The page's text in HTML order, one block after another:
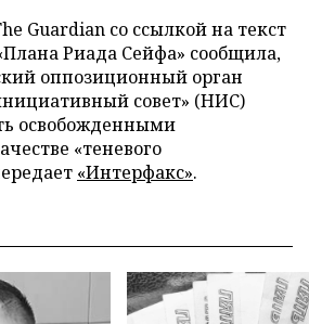
Guardian со ссылкой на текст
Риада Сейфа» сообщила,
оппозиционный орган
совет» (НИС)
освобожденными
«теневого
«Интерфакс».